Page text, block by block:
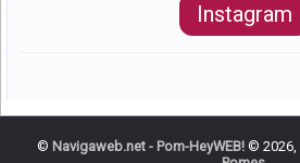
Instagram
© Navigaweb.net - Pom-HeyWEB! © 2026,